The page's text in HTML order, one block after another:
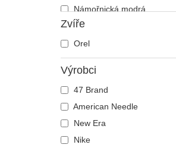
Námořnická modrá
Oranžová
Růžová
Šedá
Vícebarevná
Zelená
Žlutá
Zvíře
Orel
Výrobci
47 Brand
American Needle
New Era
Nike